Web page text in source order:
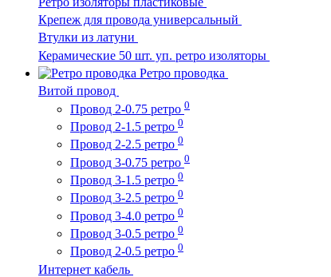
Крепеж для провода универсальный
Втулки из латуни
Керамические 50 шт. уп. ретро изоляторы
Ретро проводка
Витой провод
Провод 2-0.75 ретро 0
Провод 2-1.5 ретро 0
Провод 2-2.5 ретро 0
Провод 3-0.75 ретро 0
Провод 3-1.5 ретро 0
Провод 3-2.5 ретро 0
Провод 3-4.0 ретро 0
Провод 3-0.5 ретро 0
Провод 2-0.5 ретро 0
Интернет кабель